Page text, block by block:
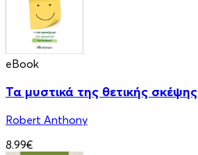
eBook
Τα μυστικά της θετικής σκέψης
Robert Anthony
8.99€